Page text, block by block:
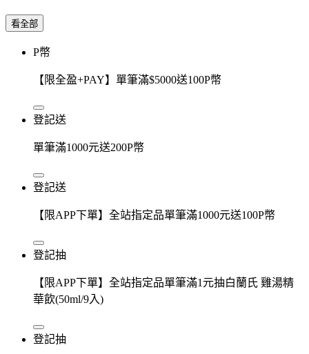
看全部
P幣
【限全盈+PAY】單筆滿$5000送100P幣
登記送
單筆滿1000元送200P幣
登記送
【限APP下單】全站指定品單筆滿1000元送100P幣
登記抽
【限APP下單】全站指定品單筆滿1元抽白蘭氏 雞湯精
華飲(50ml/9入)
登記抽